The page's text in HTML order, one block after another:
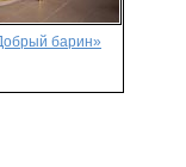
барин»